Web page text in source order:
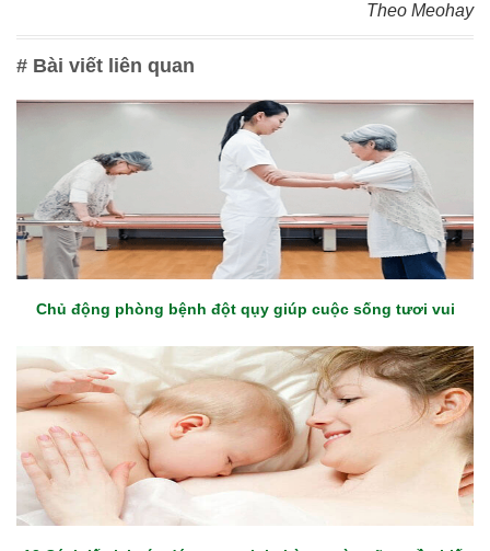
Theo Meohay
# Bài viết liên quan
Chủ động phòng bệnh đột qụy giúp cuộc sống tươi vui